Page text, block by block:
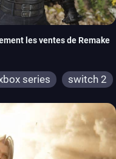
les ventes de Remake
series switch 2